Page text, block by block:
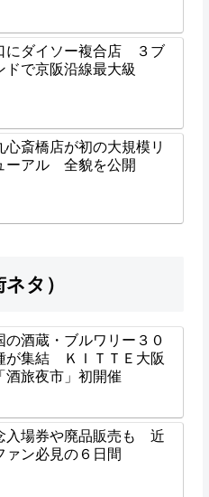
にダイソー複合店 ３ブ
ドで京阪沿線最大級
心斎橋店が初の大規模リ
ーアル 全貌を公開
タ）
の酒蔵・ブルワリー３０
が集結 ＫＩＴＴＥ大阪
酒旅夜市」初開催
入場券や廃品販売も 近
ァン必見の６日間